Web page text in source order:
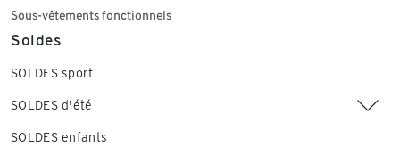
Sous-vêtements fonctionnels
Soldes
SOLDES sport
SOLDES d'été
SOLDES enfants